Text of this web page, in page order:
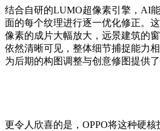
结合自研的LUMO超像素引擎，AI
面的每个纹理进行逐一优化修正。
像素的成片大幅放大，远景建筑的
依然清晰可见，整体细节捕捉能力
为后期的构图调整与创意修图提供了
更令人欣喜的是，OPPO将这种硬